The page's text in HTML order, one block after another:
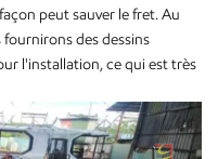
peut sauver le fret. Au
des dessins
l'installation, ce qui est très